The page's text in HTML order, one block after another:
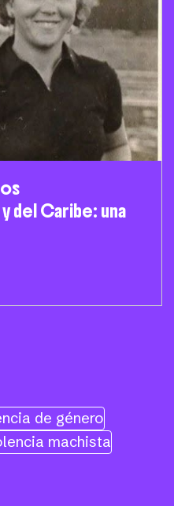
del Caribe: una
de género
machista